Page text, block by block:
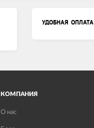
УДОБНАЯ ОПЛАТА
КОМПАНИЯ
О нас